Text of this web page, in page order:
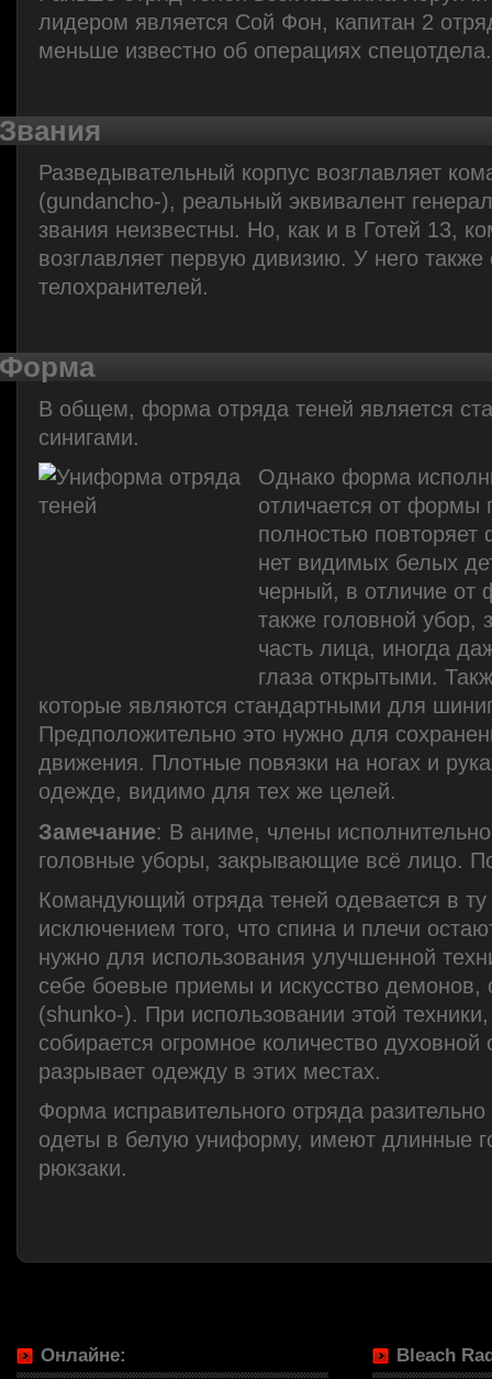
лидером является Сой Фон, капитан 2
меньше известно об операциях спецотдела.
Звания
Разведывательный корпус возглавляет
(gundancho-), реальный эквивалент
звания неизвестны. Но, как и в Готей 13,
возглавляет первую дивизию. У него также
телохранителей.
Форма
В общем, форма отряда теней является
синигами.
Однако форма
отличается от формы
полностью
нет видимых белых
черный, в отличие от
также головной
часть лица, иногда
глаза открытыми.
которые являются стандартными для
Предположительно это нужно для
движения. Плотные повязки на ногах и
одежде, видимо для тех же целей.
Замечание: В аниме, члены
головные уборы, закрывающие всё лицо.
Командующий отряда теней одевается в
исключением того, что спина и плечи
нужно для использования улучшенной
себе боевые приемы и искусство демонов,
(shunko-). При использовании этой
собирается огромное количество духовной
разрывает одежду в этих местах.
Форма исправительного отряда
одеты в белую униформу, имеют длинные
рюкзаки.
Онлайне: Bleach